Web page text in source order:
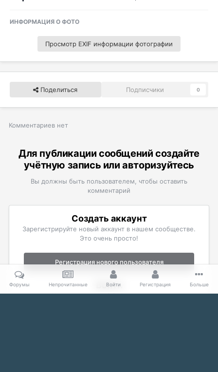
ИНФОРМАЦИЯ О ФОТО
Просмотр EXIF информации фотографии
Поделиться Подписчики 0
Комментариев нет
Для публикации сообщений создайте
учётную запись или авторизуйтесь
Вы должны быть пользователем, чтобы оставить
комментарий
Создать аккаунт
Зарегистрируйте новый аккаунт в нашем сообществе.
Это очень просто!
Регистрация нового пользователя
Войти
Уже есть аккаунт? Войти в систему.
Форумы Непрочитанные Войти Регистрация Больше